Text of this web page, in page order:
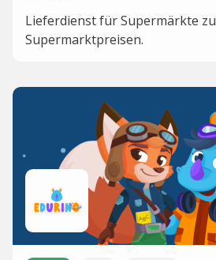
Lieferdienst für Supermärkte zu
Supermarktpreisen.